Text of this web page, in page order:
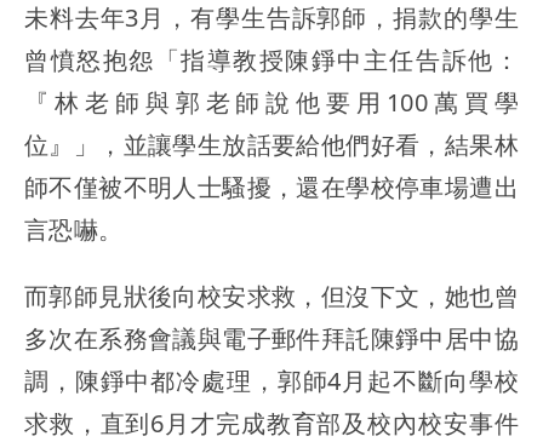
未料去年3月，有學生告訴郭師，捐款的學生
曾憤怒抱怨「指導教授陳錚中主任告訴他：
『林老師與郭老師說他要用100萬買學
位』」，並讓學生放話要給他們好看，結果林
師不僅被不明人士騷擾，還在學校停車場遭出
言恐嚇。
而郭師見狀後向校安求救，但沒下文，她也曾
多次在系務會議與電子郵件拜託陳錚中居中協
調，陳錚中都冷處理，郭師4月起不斷向學校
求救，直到6月才完成教育部及校內校安事件